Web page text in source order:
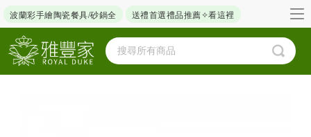
波蘭彩手繪陶瓷餐具/砂鍋全 送禮首選禮品推薦✧看這裡